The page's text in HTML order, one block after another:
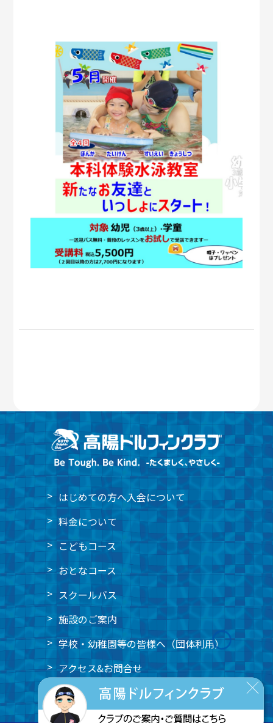
はじめての方へ入会について
料金について
こどもコース
おとなコース
スクールバス
施設のご案内
学校・幼稚園等の皆様へ （団体利用）
アクセス&お問合せ
スタッフ募集